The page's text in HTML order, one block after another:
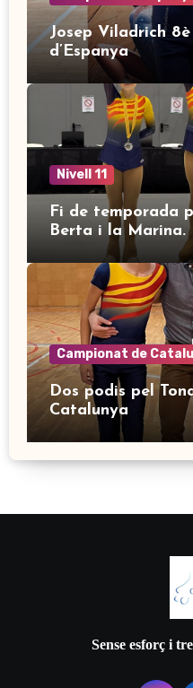
Josep Viladrich
d’Espanya
Nivell 11
Fi de temporada
Berta i la Marina.
Campionat de
Dos podis pel
Catalunya
Sense esforç i